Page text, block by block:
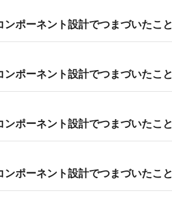
ポーネント設計でつまづいたこと
ポーネント設計でつまづいたこと
ポーネント設計でつまづいたこと
ポーネント設計でつまづいたこと